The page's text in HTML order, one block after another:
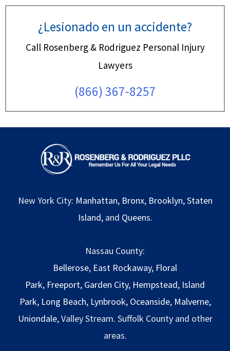
¿Lesionado en un accidente?
Call Rosenberg & Rodriguez Personal Injury
Lawyers
(866) 367-8257
New York City: Manhattan, Bronx, Brooklyn,Staten
Island, and Queens.
Nassau County:
Bellerose, East Rockaway, Floral
Park, Freeport, Garden City, Hempstead, Island
Park, Long Beach, Lynbrook, Oceanside, Malverne,
Uniondale, Valley Stream. Suffolk County and other
areas.